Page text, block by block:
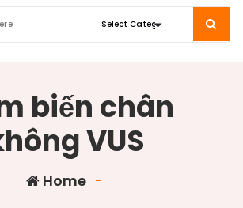
biến chân
VUS
Home -